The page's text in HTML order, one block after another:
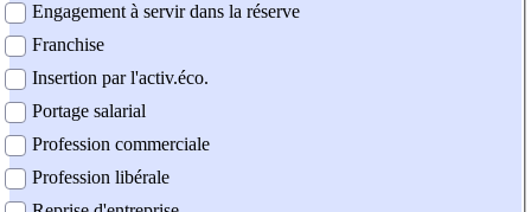
Engagement à servir dans la réserve
Franchise
Insertion par l'activ.éco.
Portage salarial
Profession commerciale
Profession libérale